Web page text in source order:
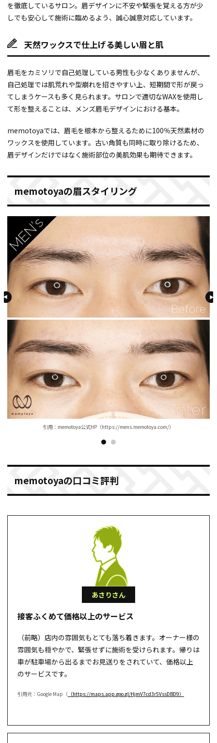
を徹底しているサロン。眉デザインに不安や緊張を覚える方が少
しでも安心して施術に臨めるよう、誠心誠意対応しています。
天然ワックスで仕上げる美しい眉と肌
眉毛をカミソリで自己処理している男性も少なくありませんが、
自己処理では肌荒れや型崩れを招きやすい上、短期間で形が戻っ
てしまうケースも多く見られます。サロンで適切なWAXを使用し
て形を整えることは、メンズ眉毛デザインにおける基本。
memotoyaでは、眉毛を根本から整えるために100％天然素材の
ワックスを使用しています。古い角質も同時に取り除けるため、
眉デザインだけではなく施術部位の美肌効果も期待できます。
memotoyaの眉スタイリング
引用：memotoya公式HP（https://mens.memotoya.com/）
memotoyaの口コミ評判
あさりさん
接客ふくめて価格以上のサービス
（前略）店内の雰囲気もとても落ち着きます。オーナー様の
雰囲気も穏やかで、緊張せずに施術を受けられます。帰りは
車が駐車場から出るまでお見送りをされていて、価格以上
のサービスです。
引用元：Google Map（ （https://maps.app.goo.gl/HjmV7cd3r5VssDBD9）